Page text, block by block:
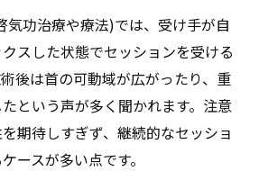
啓気功治療や療法)とスピリチュ
の関係
みには気功治療(天啓気功治療や
か
の痛みに気功治療(天啓気功治療
気功治療や療法)では、受け手が自
スした状態でセッションを受ける
後は首の可動域が広がったり、重
という声が多く聞かれます。注意
期待しすぎず、継続的なセッショ
ースが多い点です。